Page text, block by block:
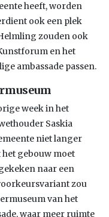
heeft, worden
ook een plek
zouden ook
en het
ambassade passen.
week in het
Saskia
niet langer
gebouw moet
naar een
zou
van het
waar meer ruimte